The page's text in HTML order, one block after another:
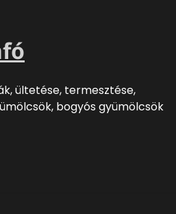
ültetése, termesztése,
bogyós gyümölcsök